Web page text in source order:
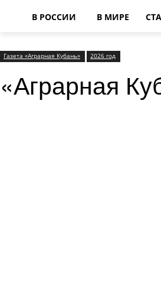
В РОССИИ В МИРЕ
Газета «Аграрная Кубань» 2026 год
«Аграрная